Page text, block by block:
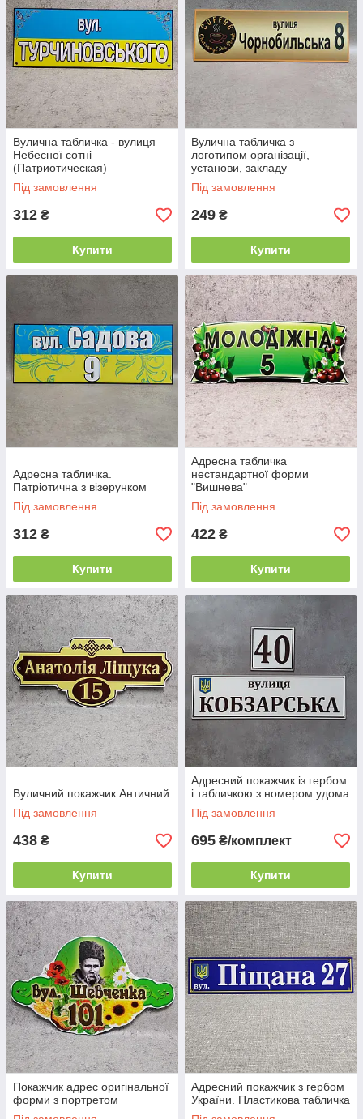
Вулична табличка - вулиця
Небесної сотні
(Патриотическая)
Під замовлення
312 ₴
Купити
Вулична табличка з
логотипом організації,
установи, закладу
Під замовлення
249 ₴
Купити
Адресна табличка.
Патріотична з візерунком
Під замовлення
312 ₴
Купити
Адресна табличка
нестандартної форми
"Вишнева"
Під замовлення
422 ₴
Купити
Вуличний покажчик Античний
Під замовлення
438 ₴
Купити
Адресний покажчик із гербом
і табличкою з номером удома
Під замовлення
695 ₴/комплект
Купити
Покажчик адрес оригінальної
форми з портретом
Адресний покажчик з гербом
України. Пластикова табличка